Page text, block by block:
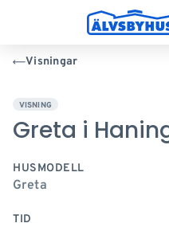
Visningar
VISNING
Greta i
HUSMODELL
Greta
TID